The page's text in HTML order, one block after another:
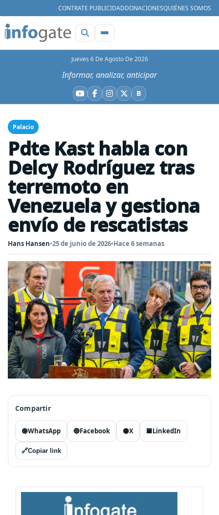
CONTRATE PUBLICIDADDONACIONESQUIÉNES SOMOS
Jueves 6 De Agosto De 2026
Informar, analizar, anticipar
YouTube
Facebook
Instagram
X BBluesky
Palacio
Pdte Kast habla con
Delcy Rodríguez tras
terremoto en
Venezuela y gestiona
envío de rescatistas
Hans Hansen•25 de junio de 2026•Hace 6 semanas
Compartir
🟢WhatsApp 🔵Facebook ⚫X 🟦LinkedIn
🔗Copiar link